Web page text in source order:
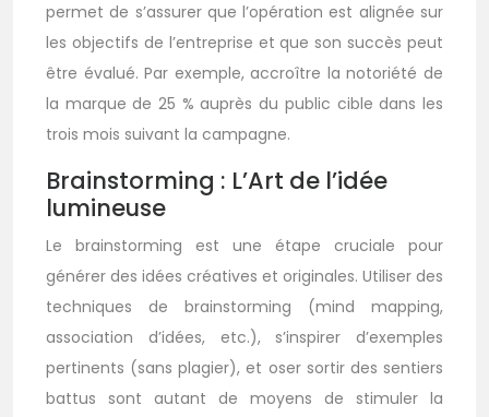
permet de s’assurer que l’opération est alignée sur
les objectifs de l’entreprise et que son succès peut
être évalué. Par exemple, accroître la notoriété de
la marque de 25 % auprès du public cible dans les
trois mois suivant la campagne.
Brainstorming : L’Art de l’idée
lumineuse
Le brainstorming est une étape cruciale pour
générer des idées créatives et originales. Utiliser des
techniques de brainstorming (mind mapping,
association d’idées, etc.), s’inspirer d’exemples
pertinents (sans plagier), et oser sortir des sentiers
battus sont autant de moyens de stimuler la